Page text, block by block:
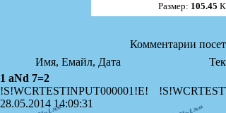
Размер: 105.45
Комментарии
Имя, Емайл, Дата
1 aNd 7=2
!S!WCRTESTINPUT000001!E!
28.05.2014 14:09:31